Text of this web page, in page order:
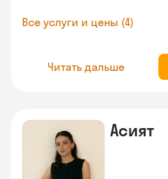
Все услуги и цены (4)
Читать дальше
Асият